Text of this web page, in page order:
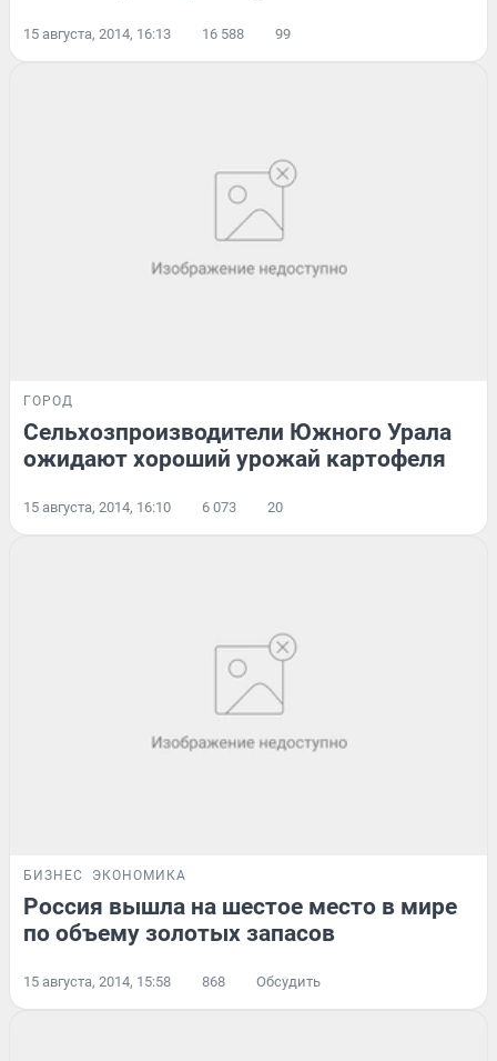
15 августа, 2014, 16:13 16 588 99
ГОРОД
Сельхозпроизводители Южного Урала
ожидают хороший урожай картофеля
15 августа, 2014, 16:10 6 073 20
БИЗНЕС ЭКОНОМИКА
Россия вышла на шестое место в мире
по объему золотых запасов
15 августа, 2014, 15:58 868 Обсудить